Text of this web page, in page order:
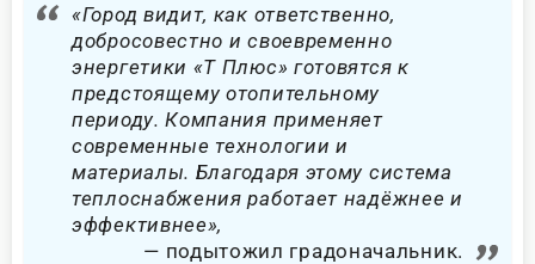
«Город видит, как ответственно,
добросовестно и своевременно
энергетики «Т Плюс» готовятся к
предстоящему отопительному
периоду. Компания применяет
современные технологии и
материалы. Благодаря этому система
теплоснабжения работает надёжнее и
эффективнее»,
подытожил градоначальник.